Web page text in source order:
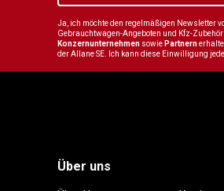
Ja, ich möchte den regelmäßigen Newsletter
Gebrauchtwagen-Angeboten und Kfz-
Konzernunternehmen sowie Partnern
der Allane SE. Ich kann diese Einwilligung
Über uns